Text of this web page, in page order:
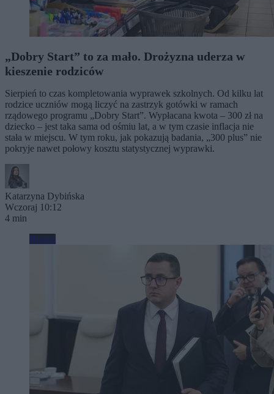
„Dobry Start” to za mało. Drożyzna uderza w
kieszenie rodziców
Sierpień to czas kompletowania wyprawek szkolnych. Od kilku lat
rodzice uczniów mogą liczyć na zastrzyk gotówki w ramach
rządowego programu „Dobry Start”. Wypłacana kwota – 300 zł na
dziecko – jest taka sama od ośmiu lat, a w tym czasie inflacja nie
stała w miejscu. W tym roku, jak pokazują badania, „300 plus” nie
pokryje nawet połowy kosztu statystycznej wyprawki.
Katarzyna Dybińska
Wczoraj 10:12
4 min
Biznes